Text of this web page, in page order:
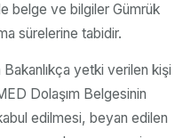
belge ve bilgiler Gümrük
sürelerine tabidir.
yetki verilen kişi
Dolaşım Belgesinin
edilmesi, beyan edilen